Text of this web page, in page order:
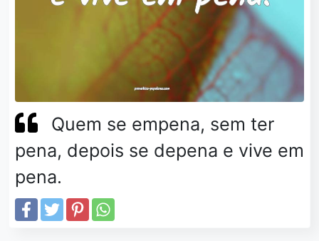
Quem se empena, sem ter
pena, depois se depena e vive em
pena.